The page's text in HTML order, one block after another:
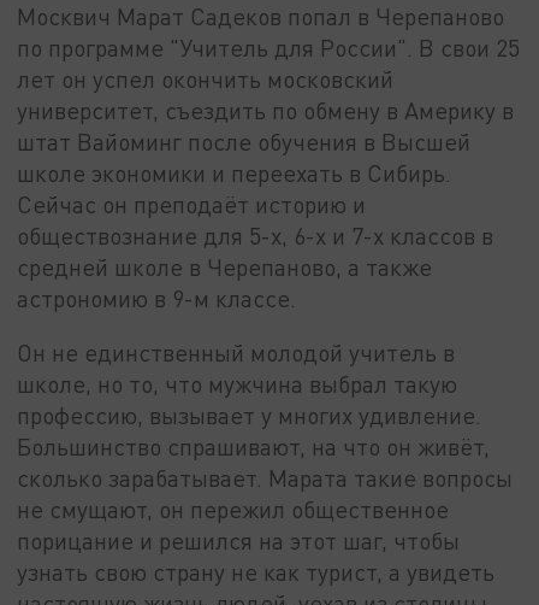
Москвич Марат Садеков попал в Черепаново
по программе "Учитель для России". В свои 25
лет он успел окончить московский
университет, съездить по обмену в Америку в
штат Вайоминг после обучения в Высшей
школе экономики и переехать в Сибирь.
Сейчас он преподаёт историю и
обществознание для 5-х, 6-х и 7-х классов в
средней школе в Черепаново, а также
астрономию в 9-м классе.
Он не единственный молодой учитель в
школе, но то, что мужчина выбрал такую
профессию, вызывает у многих удивление.
Большинство спрашивают, на что он живёт,
сколько зарабатывает. Марата такие вопросы
не смущают, он пережил общественное
порицание и решился на этот шаг, чтобы
узнать свою страну не как турист, а увидеть